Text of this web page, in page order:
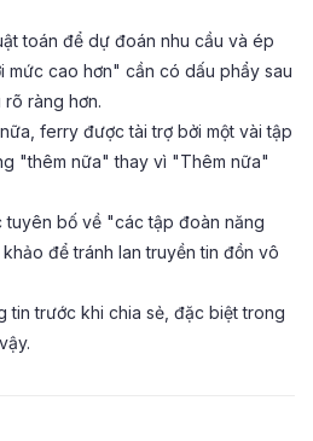
toán để dự đoán nhu cầu và ép
mức cao hơn" cần có dấu phẩy sau
ràng hơn.
ferry được tài trợ bởi một vài tập
"thêm nữa" thay vì "Thêm nữa"
tuyên bố về "các tập đoàn năng
để tránh lan truyền tin đồn vô
tin trước khi chia sẻ, đặc biệt trong